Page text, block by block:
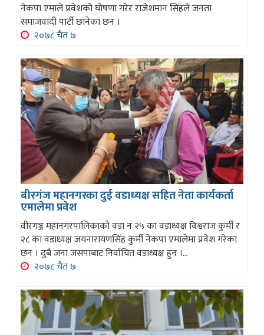
नेकपा एमाले प्रवेशको घोषणा गरेर राजेशमान सिंहले जनता
समाजवादी पार्टी छानेका छन ।
२०७८ चैत ७
बीरगंज महानगरका दुई वडाध्यक्ष सहित नेता कार्यकर्ता
एमालेमा प्रवेश
वीरगञ्ज महानगरपालिकाको वडा नं २५ का वडाध्यक्ष विश्वराज कुर्मी र
२८ का वडाध्यक्ष जयनारायणसिंह कुर्मी नेकपा एमालेमा प्रवेश गरेका
छन । दुबै जना जसपाबाट निर्वाचित वडाध्यक्ष हुन ।...
२०७८ चैत ७